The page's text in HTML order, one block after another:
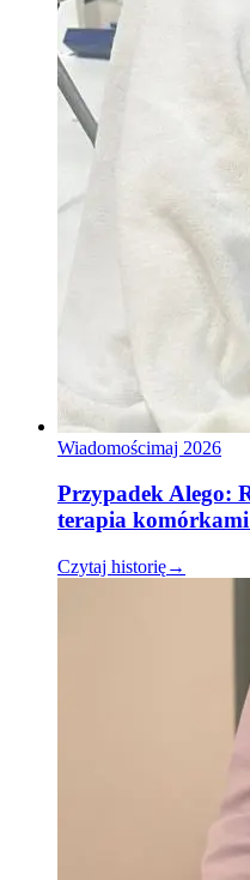
Wiadomościmaj 2026
Przypadek Alego:
terapia
Czytaj historię→